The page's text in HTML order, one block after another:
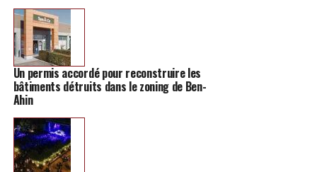
Un permis accordé pour reconstruire les
bâtiments détruits dans le zoning de Ben-
Ahin